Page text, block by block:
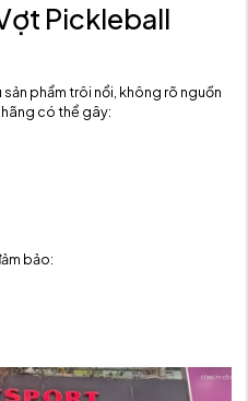
Pickleball
phẩm trôi nổi, không rõ nguồn
có thể gây:
bảo: